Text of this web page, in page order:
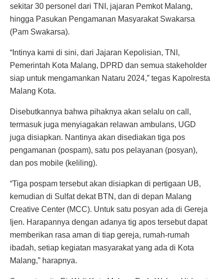
sekitar 30 personel dari TNI, jajaran Pemkot Malang,
hingga Pasukan Pengamanan Masyarakat Swakarsa
(Pam Swakarsa).
“Intinya kami di sini, dari Jajaran Kepolisian, TNI,
Pemerintah Kota Malang, DPRD dan semua stakeholder
siap untuk mengamankan Nataru 2024,” tegas Kapolresta
Malang Kota.
Disebutkannya bahwa pihaknya akan selalu on call,
termasuk juga menyiagakan relawan ambulans, UGD
juga disiapkan. Nantinya akan disediakan tiga pos
pengamanan (pospam), satu pos pelayanan (posyan),
dan pos mobile (keliling).
“Tiga pospam tersebut akan disiapkan di pertigaan UB,
kemudian di Sulfat dekat BTN, dan di depan Malang
Creative Center (MCC). Untuk satu posyan ada di Gereja
Ijen. Harapannya dengan adanya tig apos tersebut dapat
memberikan rasa aman di tiap gereja, rumah-rumah
ibadah, setiap kegiatan masyarakat yang ada di Kota
Malang,” harapnya.